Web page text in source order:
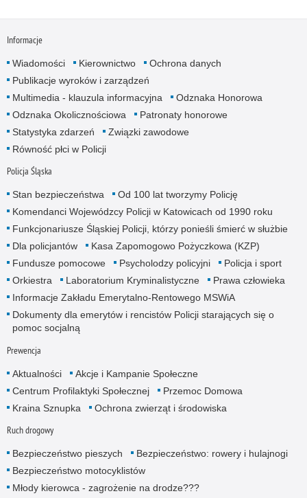
Informacje
Wiadomości Kierownictwo
Ochrona danych
Publikacje wyroków i zarządzeń
Multimedia - klauzula informacyjna
Odznaka Honorowa
Odznaka Okolicznościowa
Patronaty honorowe
Statystyka zdarzeń
Związki zawodowe
Równość płci w Policji
Policja Śląska
Stan bezpieczeństwa
Od 100 lat tworzymy Policję
Komendanci Wojewódzcy Policji w Katowicach od 1990 roku
Funkcjonariusze Śląskiej Policji, którzy ponieśli śmierć w służbie
Dla policjantów
Kasa Zapomogowo Pożyczkowa (KZP)
Fundusze pomocowe
Psycholodzy policyjni
Policja i sport
Orkiestra
Laboratorium Kryminalistyczne
Prawa człowieka
Informacje Zakładu Emerytalno-Rentowego MSWiA
Dokumenty dla emerytów i rencistów Policji starających się o
pomoc socjalną
Prewencja
Aktualności
Akcje i Kampanie Społeczne
Centrum Profilaktyki Społecznej
Przemoc Domowa
Kraina Sznupka
Ochrona zwierząt i środowiska
Ruch drogowy
Bezpieczeństwo pieszych
Bezpieczeństwo: rowery i hulajnogi
Bezpieczeństwo motocyklistów
Młody kierowca - zagrożenie na drodze???